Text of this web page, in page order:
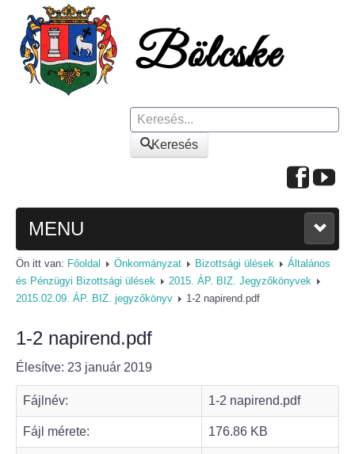
Keresés
Keresés
MENU
FŐOLDAL
Polgármesteri köszöntő
Bölcske település
Bölcske történelme
Ön itt van: Főoldal Önkormányzat Bizottsági ülések
Általános
és Pénzügyi Bizottsági ülések
2015. ÁP. BIZ. Jegyzőkönyvek
2015.02.09. ÁP. BIZ. jegyzőkönyv
1-2 napirend.pdf
1-2 napirend.pdf
Élesítve: 23 január 2019
Fájlnév: 1-2 napirend.pdf
Fájl mérete: 176.86 KB